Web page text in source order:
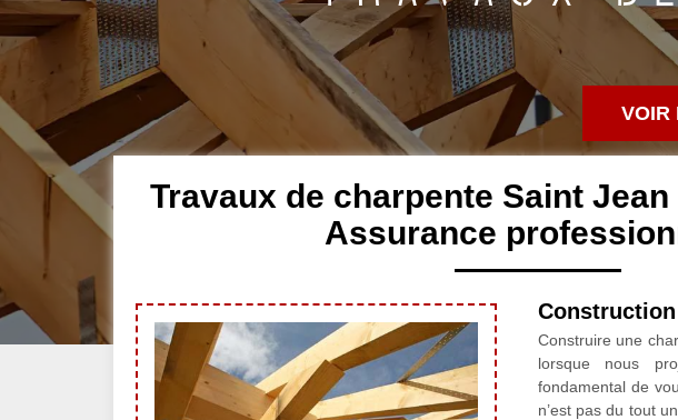
VOIR
Travaux de charpente Saint
Assurance
Construire une
lorsque nous
fondamental de
n’est pas du tout